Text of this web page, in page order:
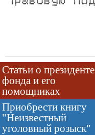
Статьи о президенте
фонда и его
помощниках
Приобрести книгу
"Неизвестный
уголовный розыск"